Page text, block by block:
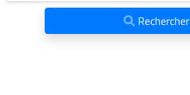
Rechercher